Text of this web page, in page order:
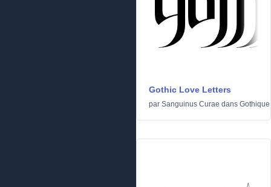
Gothic Love Letters
par Sanguinus Curae dans Gothique